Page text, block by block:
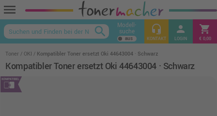
menu
keyboard_arrow_up
search Modell-
suche headset_mic
KONTAKT
person
LOGIN
shopping_cart
€ 0,00
Toner OKI Kompatibler Toner ersetzt Oki 44643004 · Schwarz
Kompatibler Toner ersetzt Oki 44643004 · Schwarz